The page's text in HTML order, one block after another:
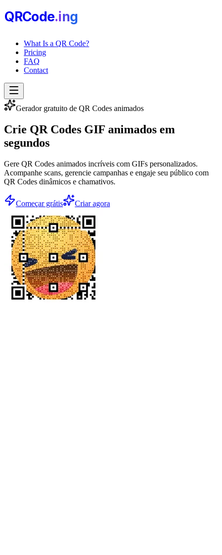
QRCode.ing
What Is a QR Code?
Pricing
FAQ
Contact
Gerador gratuito de QR Codes animados
Crie QR Codes GIF animados em
segundos
Gere QR Codes animados incríveis com GIFs personalizados.
Acompanhe scans, gerencie campanhas e engaje seu público com
QR Codes dinâmicos e chamativos.
Começar grátis Criar agora